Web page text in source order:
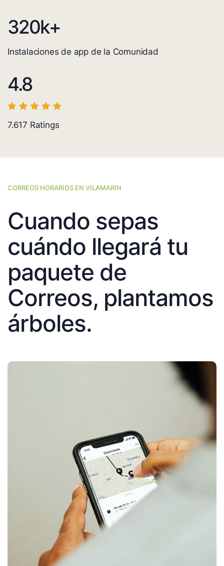
320k+
Instalaciones de app de la Comunidad
4.8
7.617 Ratings
CORREOS HORARIOS EN VILAMARIN
Cuando sepas
cuándo llegará tu
paquete de
Correos, plantamos
árboles.